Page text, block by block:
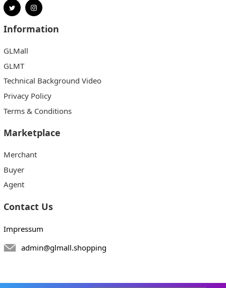
Information
GLMall
GLMT
Technical Background Video
Privacy Policy
Terms & Conditions
Marketplace
Merchant
Buyer
Agent
Contact Us
Impressum
admin@glmall.shopping